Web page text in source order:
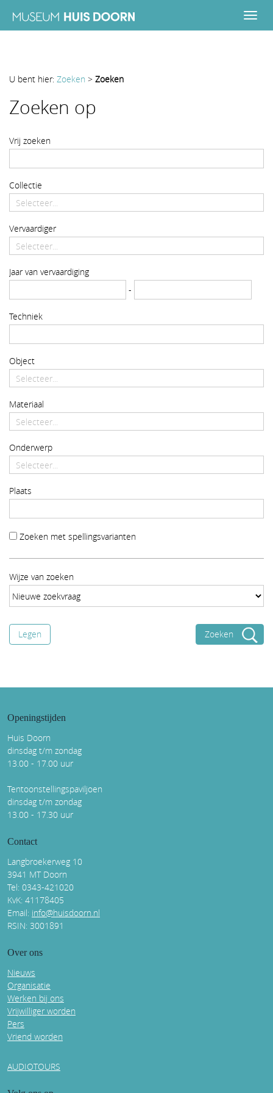
U bent hier: Zoeken > Zoeken
Zoeken
Zoeken op
Vrij zoeken
Collectie
Vervaardiger
Jaar van vervaardigingstartdatum
-
Techniek
Object
Materiaal
Onderwerp
Plaats
Zoeken met spellingsvarianten
Wijze van zoeken
Legen
Openingstijden
Huis Doorn
dinsdag t/m zondag
13.00 - 17.00 uur
Tentoonstellingspaviljoen
dinsdag t/m zondag
13.00 - 17.30 uur
Contact
Langbroekerweg 10
3941 MT Doorn
Tel: 0343-421020
KvK: 41178405
Email: info@huisdoorn.nl
RSIN: 3001891
Over ons
Nieuws
Organisatie
Werken bij ons
Vrijwilliger worden
Pers
Vriend worden
AUDIOTOURS